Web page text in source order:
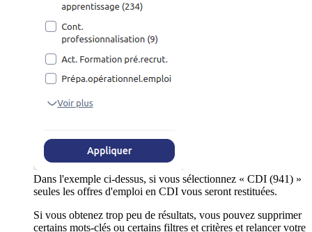
Dans l'exemple ci-dessus, si vous sélectionnez « CDI (941) »
seules les offres d'emploi en CDI vous seront restituées.
Si vous obtenez trop peu de résultats, vous pouvez supprimer
certains mots-clés ou certains filtres et critères et relancer votre